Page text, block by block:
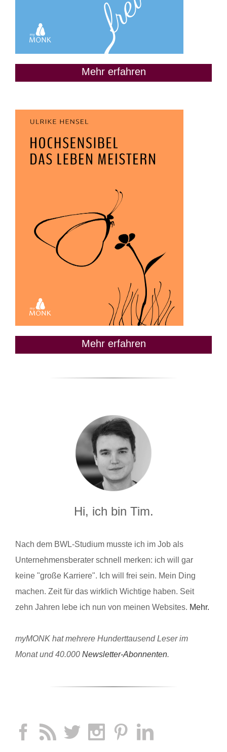
Mehr erfahren
Mehr erfahren
Hi, ich bin Tim.
Nach dem BWL-Studium musste ich im Job als
Unternehmensberater schnell merken: ich will gar
keine "große Karriere". Ich will frei sein. Mein Ding
machen. Zeit für das wirklich Wichtige haben. Seit
zehn Jahren lebe ich nun von meinen Websites. Mehr.
myMONK hat mehrere Hunderttausend Leser im
Monat und 40.000 Newsletter-Abonnenten.